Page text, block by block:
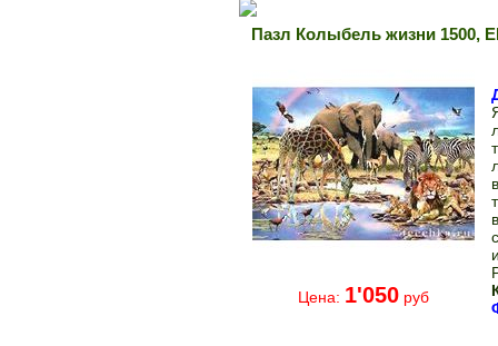
Пазл Колыбель жизни 1500,
Цена: 1'050 руб